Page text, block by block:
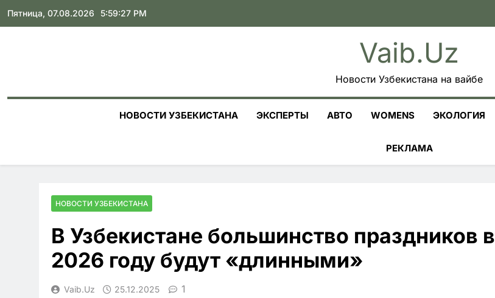
Skip
Пятница, 07.08.2026 5:59:28 PM
Vaib.uz
Новости Узбекистана на вайбе
НОВОСТИ УЗБЕКИСТАНА ЭКСПЕРТЫ АВТО WOMENS ЭКОЛОГИЯ
РЕКЛАМА
НОВОСТИ УЗБЕКИСТАНА
В Узбекистане большинство праздников в
2026 году будут «длинными»
Vaib.uz 25.12.2025 1